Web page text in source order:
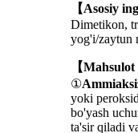
【Asosiy
Dimetikon,
yog'i/zaytun
【
①
yoki
bo'yash
ta'sir qiladi